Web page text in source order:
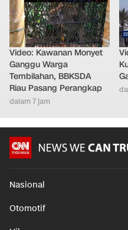
Video: Kawanan Monyet
Ganggu Warga
Tembilahan, BBKSDA
Riau Pasang Perangkap
dalam 7 jam
Nasional
Otomotif